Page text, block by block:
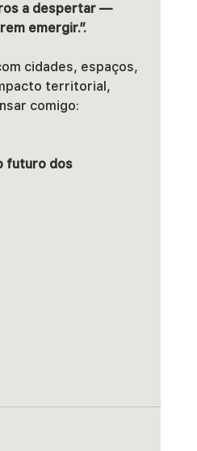
a despertar —
emergir.”.
cidades, espaços,
territorial,
comigo:
futuro dos